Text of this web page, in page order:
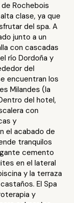
Rochebois
clase, ya que
del spa. A
junto a un
con cascadas
río Dordoña y
del
encuentran los
Milandes (la
del hotel,
con
y
el acabado de
tranquilos
cemento
en el lateral
y la terraza
El Spa
y